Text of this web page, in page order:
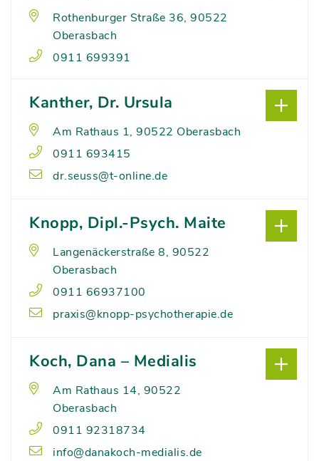
Rothenburger Straße 36, 90522
Oberasbach
0911 699391
Kanther, Dr. Ursula
Am Rathaus 1, 90522 Oberasbach
0911 693415
dr.seuss@t-online.de
Knopp, Dipl.-Psych. Maite
Langenäckerstraße 8, 90522
Oberasbach
0911 66937100
praxis@knopp-psychotherapie.de
Koch, Dana – Medialis
Am Rathaus 14, 90522
Oberasbach
0911 92318734
info@danakoch-medialis.de